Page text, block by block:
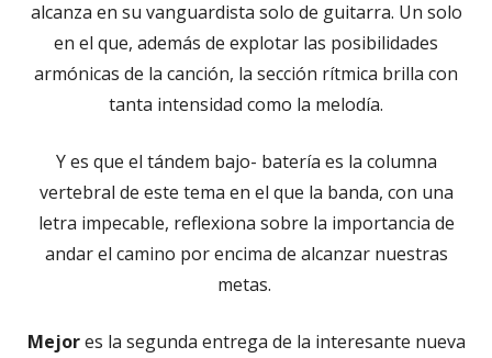
alcanza en su vanguardista solo de guitarra. Un solo
en el que, además de explotar las posibilidades
armónicas de la canción, la sección rítmica brilla con
tanta intensidad como la melodía.
Y es que el tándem bajo- batería es la columna
vertebral de este tema en el que la banda, con una
letra impecable, reflexiona sobre la importancia de
andar el camino por encima de alcanzar nuestras
metas.
Mejores la segunda entrega de la interesante nueva